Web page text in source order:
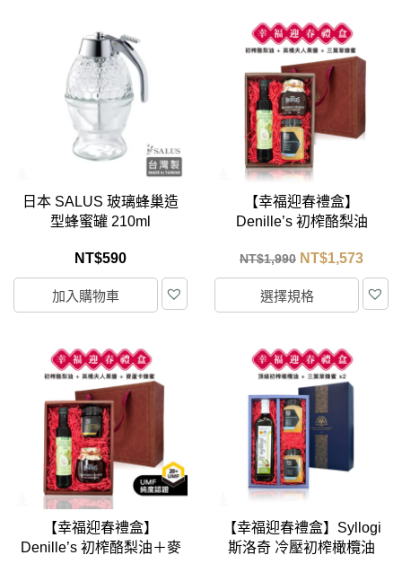
日本 SALUS 玻璃蜂巢造
型蜂蜜罐 210ml
NT$590
加入購物車
【幸福迎春禮盒】
Denille’s 初榨酪梨油
340g+三葉草蜂蜜500ml
(任選)
NT$1,990 NT$1,573
選擇規格
【幸福迎春禮盒】
Denille’s 初榨酪梨油＋麥
【幸福迎春禮盒】Syllogi
斯洛奇 冷壓初榨橄欖油